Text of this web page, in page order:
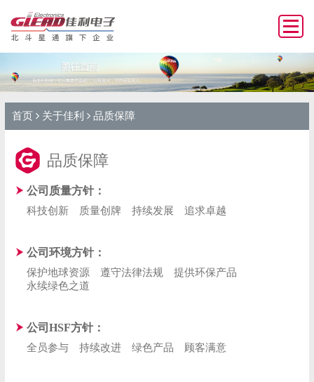
首页 关于佳利 品质保障
品质保障
公司质量方针：
科技创新 质量创牌 持续发展 追求卓越
公司环境方针：
保护地球资源 遵守法律法规
提供环保产品
永续绿色之道
公司HSF方针：
全员参与 持续改进 绿色产品 顾客满意